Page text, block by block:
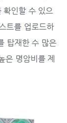
확인할 수 있으
트를 업로드하
탑재한 수 많은
은 명암비를 제